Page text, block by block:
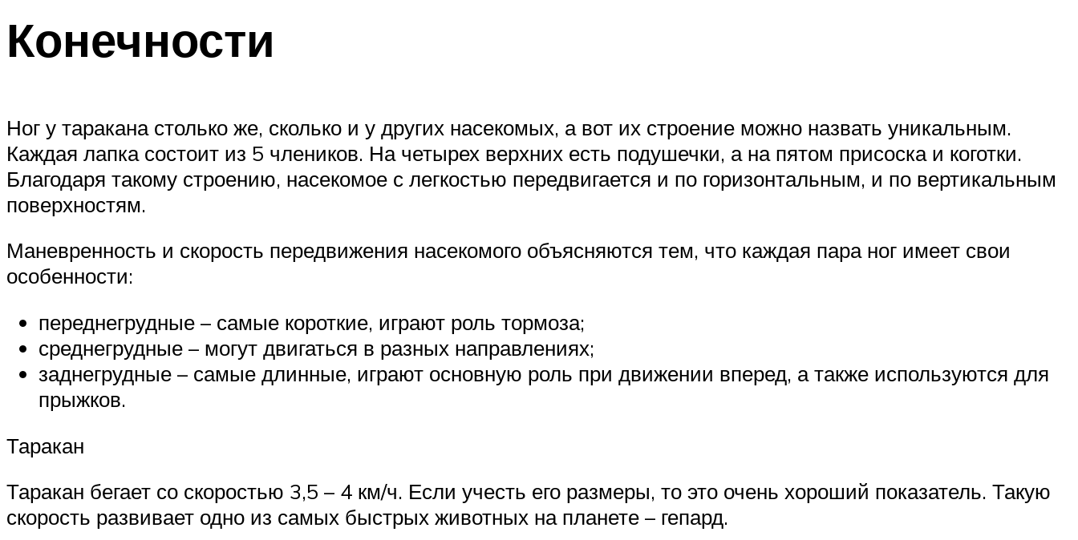
Конечности
Ног у таракана столько же, сколько и у других насекомых, а вот их строение можно назвать уникальным.
Каждая лапка состоит из 5 члеников. На четырех верхних есть подушечки, а на пятом присоска и коготки.
Благодаря такому строению, насекомое с легкостью передвигается и по горизонтальным, и по вертикальным
поверхностям.
Маневренность и скорость передвижения насекомого объясняются тем, что каждая пара ног имеет свои
особенности:
переднегрудные – самые короткие, играют роль тормоза;
среднегрудные – могут двигаться в разных направлениях;
заднегрудные – самые длинные, играют основную роль при движении вперед, а также используются для
прыжков.
Таракан
Таракан бегает со скоростью 3,5 – 4 км/ч. Если учесть его размеры, то это очень хороший показатель. Такую
скорость развивает одно из самых быстрых животных на планете – гепард.